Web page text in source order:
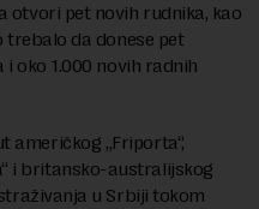
otvori pet novih rudnika, kao
trebalo da donese pet
oko 1.000 novih radnih
američkog „Friporta“,
i britansko-australijskog
u Srbiji tokom